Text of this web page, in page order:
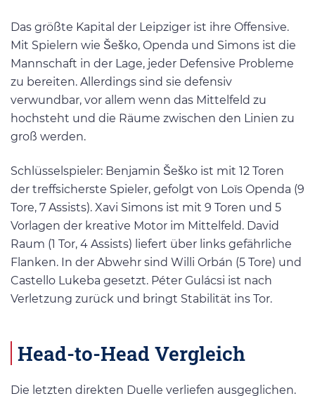
Das größte Kapital der Leipziger ist ihre Offensive.
Mit Spielern wie Šeško, Openda und Simons ist die
Mannschaft in der Lage, jeder Defensive Probleme
zu bereiten. Allerdings sind sie defensiv
verwundbar, vor allem wenn das Mittelfeld zu
hochsteht und die Räume zwischen den Linien zu
groß werden.
Schlüsselspieler: Benjamin Šeško ist mit 12 Toren
der treffsicherste Spieler, gefolgt von Loïs Openda (9
Tore, 7 Assists)​. Xavi Simons ist mit 9 Toren und 5
Vorlagen der kreative Motor im Mittelfeld. David
Raum (1 Tor, 4 Assists) liefert über links gefährliche
Flanken. In der Abwehr sind Willi Orbán (5 Tore) und
Castello Lukeba gesetzt. Péter Gulácsi ist nach
Verletzung zurück und bringt Stabilität ins Tor.
Head-to-Head Vergleich
Die letzten direkten Duelle verliefen ausgeglichen.